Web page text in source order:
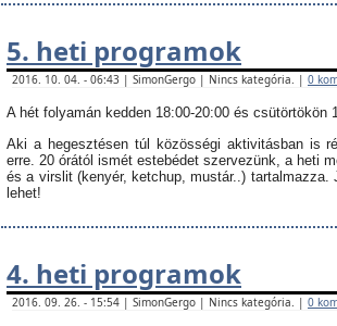
5. heti programok
2016. 10. 04. - 06:43 | SimonGergo | Nincs kategória. | 0
A hét folyamán kedden 18:00-20:00 és
Aki a hegesztésen túl közösségi aktivitásban is
erre. 20 órától ismét estebédet szervezünk, a heti
és a virslit (kenyér, ketchup, mustár..) tartalmazza.
lehet!
4. heti programok
2016. 09. 26. - 15:54 | SimonGergo | Nincs kategória. | 0